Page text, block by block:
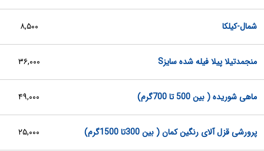
شمال-کیلکا ۸,۵۰۰
منجمدتیلا پیلا فیله شده سایزS ۳۶,۰۰۰
ماهی شوریده ( بین 500 تا 700گرم) ۴۹,۰۰۰
پرورشی قزل آلای رنگین کمان ( بین 300تا 1500گرم) ۲۵,۰۰۰